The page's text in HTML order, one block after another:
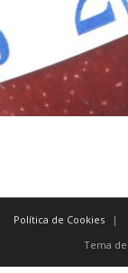
Política de Cookies
Tema de